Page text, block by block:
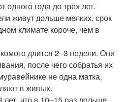
года до трёх лет.
живут дольше мелких, срок
климате короче, чем в
длится 2–3 недели. Они
после чего собратья их
не одна матка,
в живых.